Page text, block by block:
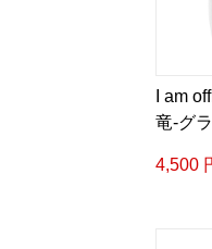
I am
竜-グ
4,500